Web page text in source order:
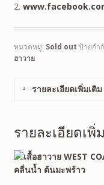
2.
หมวดหมู่: Sold out ป้ายกำ
ฮาวาย
รายละเอียดเพิ่มเติม
รายละเอียดเพิ่